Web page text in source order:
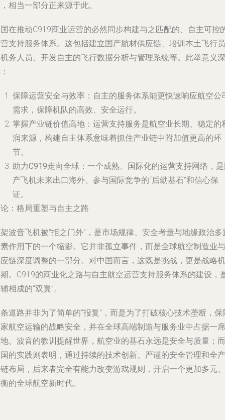
相当一部分正来源于此。
在推动C919商业运营的必然同步构建与之匹配的、自主可控
支持服务体系。这包括建立国产航材供应链、培训本土飞行员
务人员、开发自主的飞行数据分析与管理系统等。此举意义深
保障运营安全与效率 ：自主的服务体系能更快速响应航空公
需求，保障机队的高效、安全运行。
掌握产业链价值高地 ：运营支持服务是航空业长期、稳定的
润来源，构建自主体系意味着抓住产业链中附加值更高的环
节。
助力C919走向全球 ：一个成熟、国际化的运营支持网络，
产飞机未来出口海外、参与国际竞争的“后勤基石”和信心保
证。
：格局重塑与自主之路
波音飞机被“拒之门外”，是市场规律、安全考量与地缘政治多
作用下的一个缩影。它并非孤立事件，而是全球航空制造业与
链深度调整的一部分。对中国而言，这既是挑战，更是战略机
。C919的商业化之路与自主航空运营支持服务体系的建设，
相成的“双翼”。
道路并非为了简单的“报复”，而是为了打破核心技术垄断，保
航空运输的战略安全，并在全球高端制造与服务业中占据一席
。波音的教训提醒世界，航空业的基石永远是安全与质量；而
的实践则表明，通过持续的技术创新、严谨的安全管理和全产
布局，后来者完全有能力改变游戏规则，开启一个更加多元、
的全球航空新时代。